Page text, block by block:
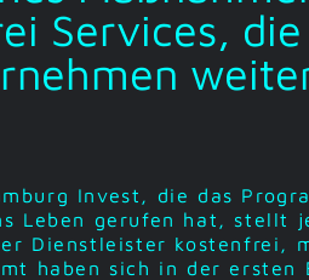
Services,
Invest, die das
Leben gerufen hat, stellt
Dienstleister kostenfrei,
haben sich in der ersten